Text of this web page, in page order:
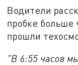
Водители
пробке больше
прошли
"В 6:55 часов